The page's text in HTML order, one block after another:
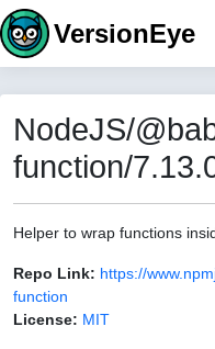
VersionEye
NodeJS/
function/
Helper to wrap functions
Repo Link: https://
function
License: MIT